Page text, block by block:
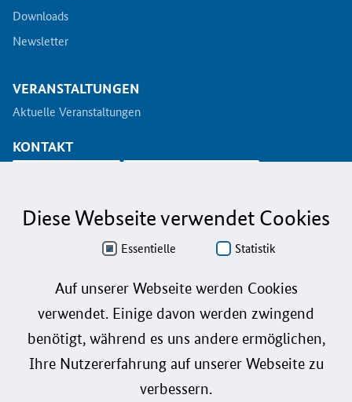
Downloads
Newsletter
VERANSTALTUNGEN
Aktuelle Veranstaltungen
KONTAKT
Aus Gründen der besseren Lesbarkeit wird auf die gleichzeitige Verwendung der
Personenbezeichnungen gelten gleichermaßen für alle Geschlechter.
Datenschutz
Barrierefreiheit
Gebärdensprache
Diese Webseite verwendet Cookies
Essentielle Statistik
Auf unserer Webseite werden Cookies
verwendet. Einige davon werden zwingend
benötigt, während es uns andere ermöglichen,
Ihre Nutzererfahrung auf unserer Webseite zu
verbessern.